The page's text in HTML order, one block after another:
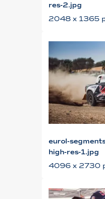
res-2.jpg
2048 x 1365
eurol-
high-res-1.jpg
4096 x 2730